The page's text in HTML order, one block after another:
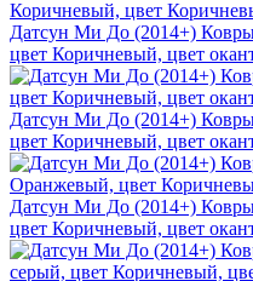
Датсун Ми До (2014+)
цвет Коричневый, цвет
Датсун Ми До (2014+)
цвет Коричневый, цвет
Датсун Ми До (2014+)
цвет Коричневый, цвет